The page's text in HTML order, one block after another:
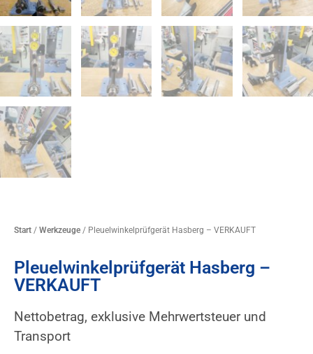
Start / Werkzeuge / Pleuelwinkelprüfgerät Hasberg – VERKAUFT
Pleuelwinkelprüfgerät Hasberg –
VERKAUFT
Nettobetrag, exklusive Mehrwertsteuer und
Transport